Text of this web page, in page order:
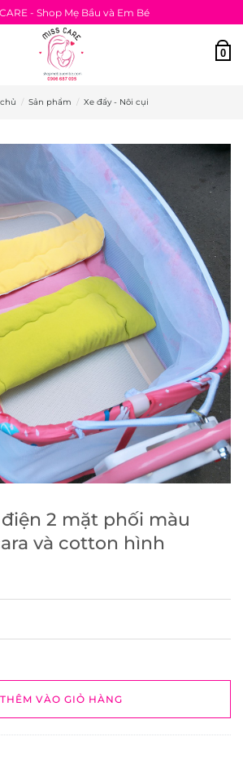
- Shop Mẹ Bầu và Em Bé
0
/ Sản phẩm / Xe đẩy - Nôi cụi
2 mặt phối màu
và cotton hình
mặt phối màu Cho bé vải cara và cotton
THÊM VÀO GIỎ HÀNG